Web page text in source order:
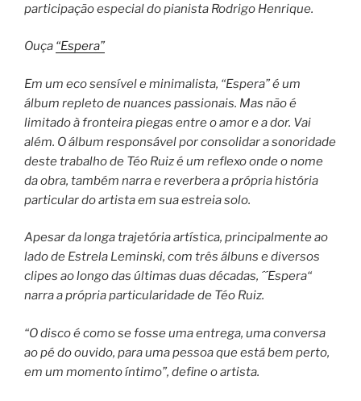
participação especial do pianista Rodrigo Henrique.
Ouça “Espera”
Em um eco sensível e minimalista, “Espera” é um
álbum repleto de nuances passionais. Mas não é
limitado à fronteira piegas entre o amor e a dor. Vai
além. O álbum responsável por consolidar a sonoridade
deste trabalho de Téo Ruiz é um reflexo onde o nome
da obra, também narra e reverbera a própria história
particular do artista em sua estreia solo.
Apesar da longa trajetória artística, principalmente ao
lado de Estrela Leminski, com três álbuns e diversos
clipes ao longo das últimas duas décadas, ´´Espera“
narra a própria particularidade de Téo Ruiz.
“O disco é como se fosse uma entrega, uma conversa
ao pé do ouvido, para uma pessoa que está bem perto,
em um momento íntimo”, define o artista.